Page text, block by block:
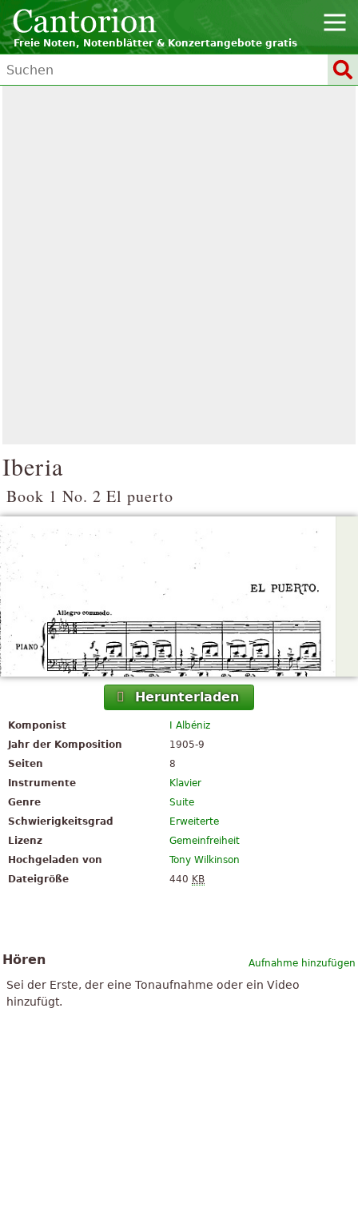
Freie Noten, Notenblätter & Konzertangebote gratis
Iberia
Book 1 No. 2 El puerto
Herunterladen
Komponist
I Albéniz
Jahr der Komposition
1905-9
Seiten
8
Instrumente
Klavier
Genre
Suite
Schwierigkeitsgrad
Erweiterte
Lizenz
Gemeinfreiheit
Hochgeladen von
Tony Wilkinson
Dateigröße
440 KB
Aufnahme hinzufügen
Hören
Sei der Erste, der eine Tonaufnahme oder ein Video
hinzufügt.